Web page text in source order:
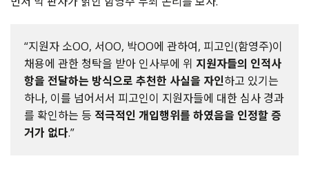
“지원자 소OO, 서OO, 박OO에 관하여, 피고인(함영주)이
채용에 관한 청탁을 받아 인사부에 위 지원자들의 인적사
항을 전달하는 방식으로 추천한 사실을 자인하고 있기는
하나, 이를 넘어서서 피고인이 지원자들에 대한 심사 경과
를 확인하는 등 적극적인 개입행위를 하였음을 인정할 증
거가 없다.”